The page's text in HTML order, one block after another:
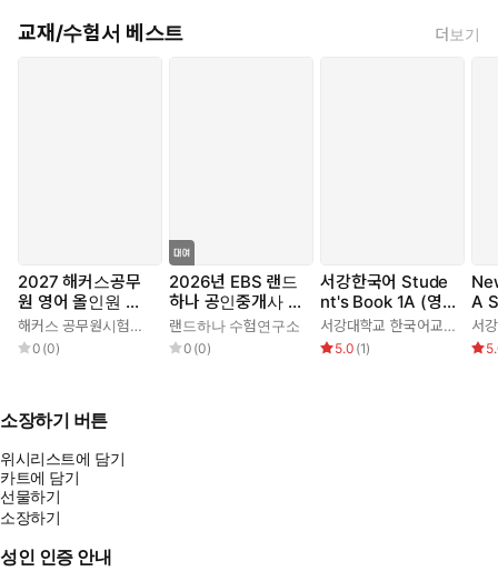
교재/수험서 베스트 더보기
2027 해커스공무
원 영어 올인원 기
본서
해커스 공무원시험연구소
0 (0)
2026년 EBS 랜드
하나 공인중개사 올
인원요약집_부동산
공시법
랜드하나 수험연구소
0 (0)
서강한국어 Stude
nt's Book 1A (영
어판) 3rd edition서강대학교 한국어교육원
5.0 (1)
A
(영
소장하기 버튼
위시리스트에 담기
카트에 담기
선물하기
소장하기
성인 인증 안내